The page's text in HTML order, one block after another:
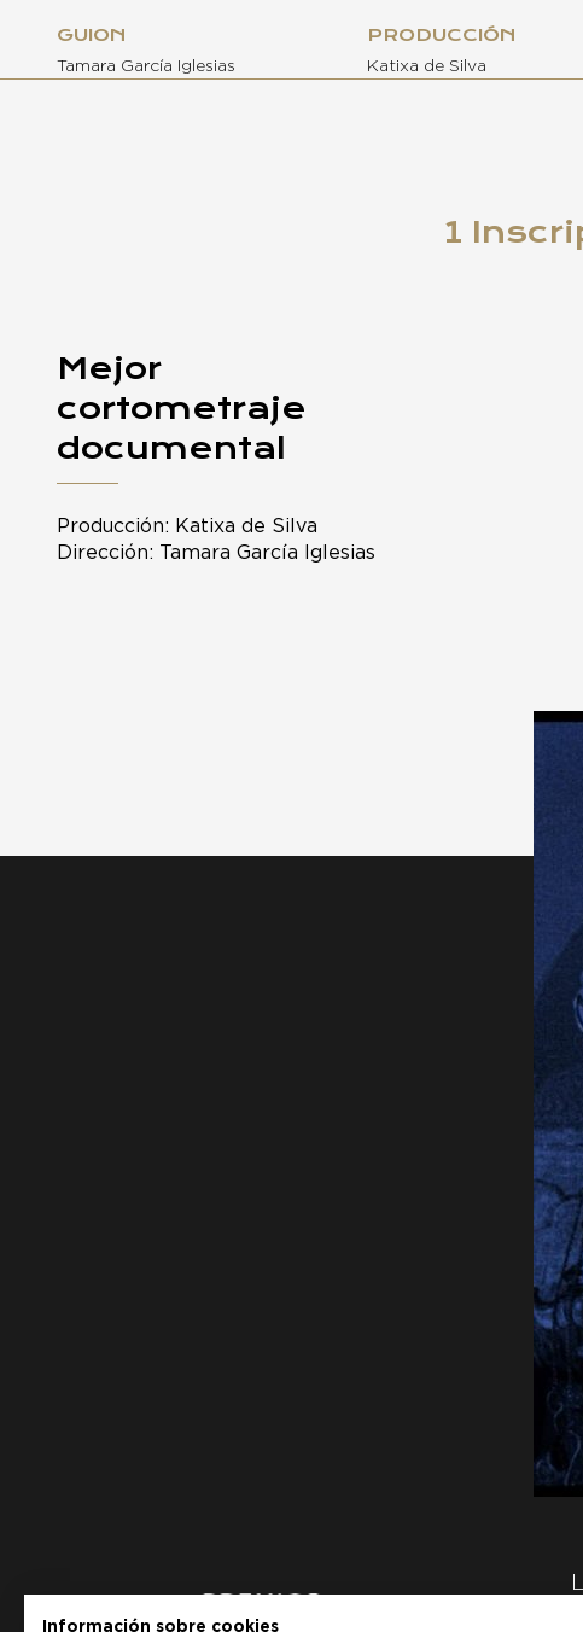
GUION
Tamara García Iglesias
PRODUCCIÓN
Katixa de Silva
1
Mejor
cortometraje
documental
Producción: Katixa de Silva
Dirección: Tamara García Iglesias
Información sobre cookies